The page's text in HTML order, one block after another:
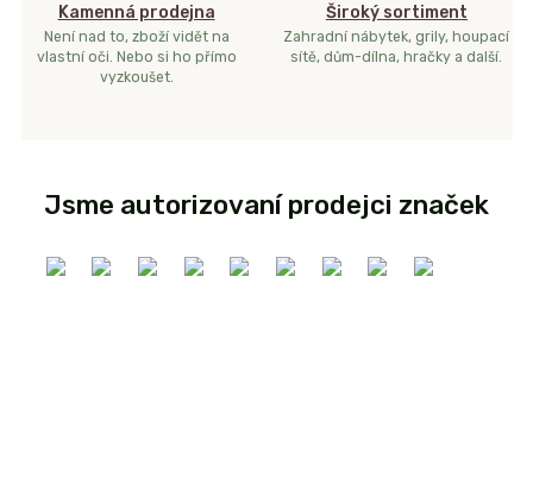
Kamenná prodejna
Není nad to, zboží vidět na
vlastní oči. Nebo si ho přímo
vyzkoušet.
Široký sortiment
Zahradní nábytek, grily, houpací
sítě, dům-dílna, hračky a další.
Jsme autorizovaní prodejci značek